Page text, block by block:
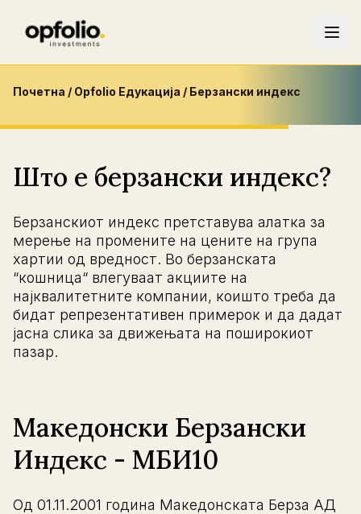
Почетна / Opfolio Едукација / Берзански индекс
Што e берзански индекс?
Берзанскиот индекс претставува алатка за
мерење на промените на цените на група
хартии од вредност. Во берзанската
“кошница“ влегуваат акциите на
најквалитетните компании, коишто треба да
бидат репрезентативен примерок и да дадат
јасна слика за движењата на поширокиот
пазар.
Македонски Берзански
Индекс - МБИ10
Од 01.11.2001 година Македонската Берза АД